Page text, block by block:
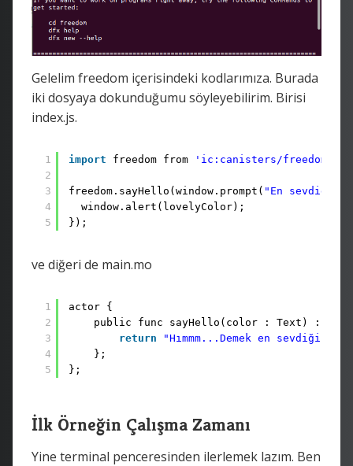
Gelelim freedom içerisindeki kodlarımıza. Burada
iki dosyaya dokunduğumu söyleyebilirim. Birisi
index.js.
1
2
3
4
5
import freedom from 'ic:canisters/freedom'
freedom.sayHello(window.prompt( "En sevdiğin
window.alert(lovelyColor);
});
ve diğeri de main.mo
1
2
3
4
5
actor {
public func sayHello(color : Text) :
return
"Hımmm...Demek en sevdiğin
};
};
İlk Örneğin Çalışma Zamanı
Yine terminal penceresinden ilerlemek lazım. Ben